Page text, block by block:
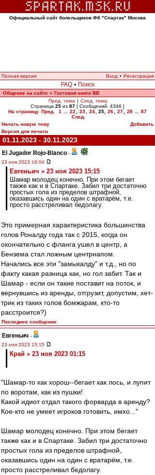
Официальный сайт болельщиков ФК "Спартак" Москва
Полная версия Вход • Регистрация
FAQ • Поиск
Общение на сайте » Гостевая книга ВВ
Пред. тема | След. тема
Страница 25 из 87 [ Сообщений: 4346 ]
На страницу Пред. 1 22 23 24 25 26 27 28
87
След.
Начать новую тему
Добавить
Версия для печати
01.11.2023 - 30.11.2023
El Jugador Rojo-Blanco -
23 ноя 2023 16:04
Евгеньич » 23 ноя 2023 15:15
Шамар молодец конечно. При этом бегает
также как и в Спартаке. Забил три достаточно
простых гола из пределов штрафной,
оказавшись один на один с вратарём, т.е.
просто расстреливал бедолагу.
Это примерная характеристика большинства
голов Роналду года так с 2015, когда он
окончательно с фланга ушел в центр, а
Бензема стал ложным центрнапом.
Начались все эти "замыкалду" и т.д., но по
факту какая разница как, но гол забит. Так и
Шамар - если он такие поставит на поток, и
вернувшись из аренды, отгрузит, допустим, хет-
трик из таких голов бомжарам, кто-то
расстроится?)
Последнее сообщение
Евгеньич -
23 ноя 2023 15:15
Край » 23 ноя 2023 01:15
"Шамар-то как хорош--бегает как лось, и лупит
по воротам, как из пушки!
Какой идиот отдал такого форварда в аренду?
Кое-кто не умеет игроков готовить, имхо..."
Шамар молодец конечно. При этом бегает
также как и в Спартаке. Забил три достаточно
простых гола из пределов штрафной,
оказавшись один на один с вратарём, т.е.
просто расстреливал бедолагу.